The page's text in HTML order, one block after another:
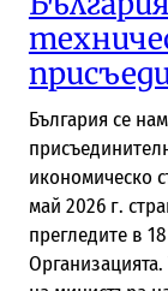
България се
икономическо
май 2026 г.
прегледите в